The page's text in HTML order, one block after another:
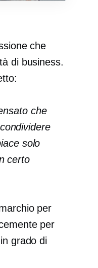
che
di business.
che
solo
certo
per
per
grado di